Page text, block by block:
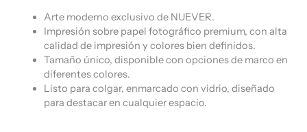
Arte moderno exclusivo de NUEVER.
Impresión sobre papel fotográfico premium, con alta
calidad de impresión y colores bien definidos.
Tamaño único, disponible con opciones de marco en
diferentes colores.
Listo para colgar, enmarcado con vidrio, diseñado
para destacar en cualquier espacio.